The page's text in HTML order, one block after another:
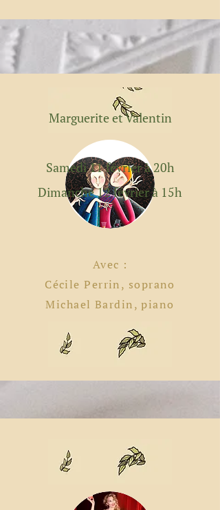
Avec :
Cécile Perrin, soprano
Michael Bardin, piano
Marguerite et Valentin
Samedi 11 février à 20h
Dimanche 12 février à 15h